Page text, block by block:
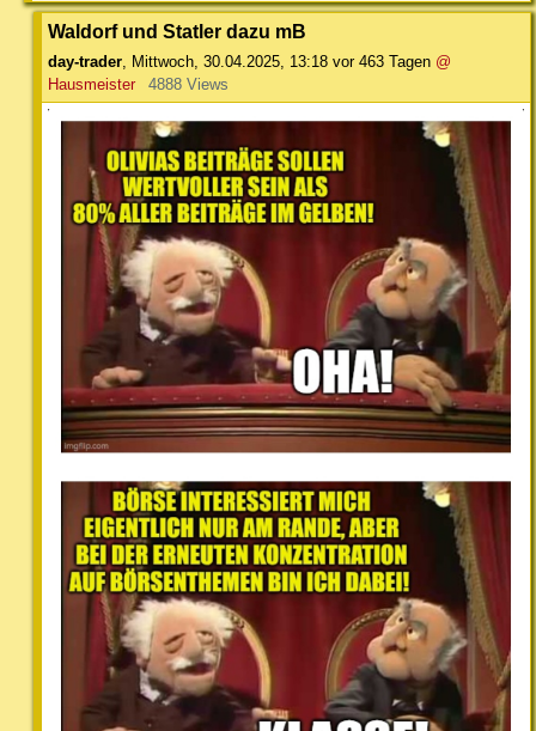
Waldorf und Statler dazu mB
day-trader, Mittwoch, 30.04.2025, 13:18 vor 463 Tagen @
Hausmeister
4888 Views